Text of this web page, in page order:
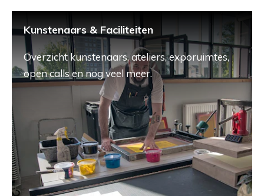
Kunstenaars & Faciliteiten
Overzicht kunstenaars, ateliers, exporuimtes,
open calls en nog veel meer.